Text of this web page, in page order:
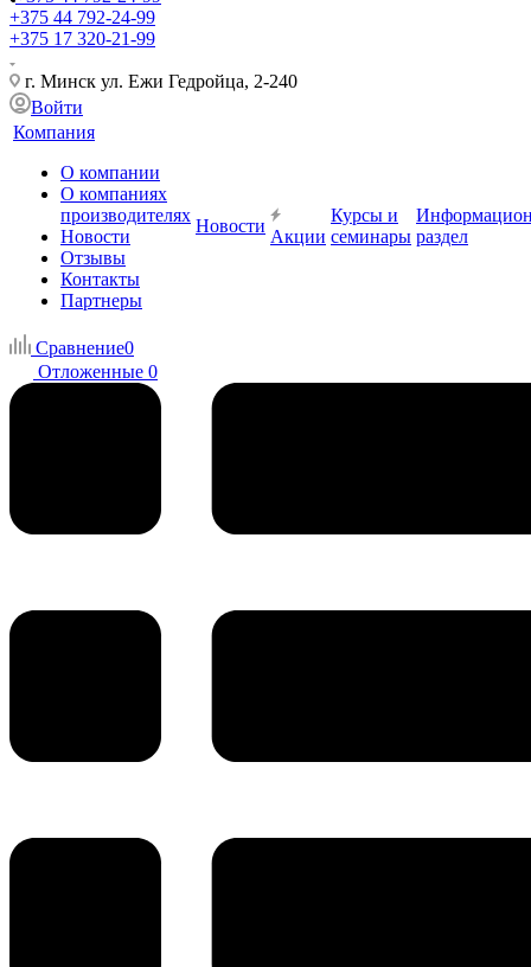
+375 44 792-24-99
+375 17 320-21-99
г. Минск ул. Ежи Гедройца, 2-240
Войти
Компания
О компании
О компаниях
производителях
Новости
Отзывы
Контакты
Партнеры
Новости
Акции
Курсы и
семинары раздел
Сравнение0
Отложенные 0